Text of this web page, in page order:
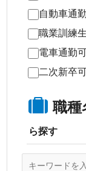
自動車通
職業訓練
電車通勤
二次新卒
職種
ら探す